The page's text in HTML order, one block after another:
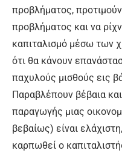
προβλήματος,
προβλήματος και να
καπιταλισμό μέσω των
ότι θα κάνουν
παχυλούς μισθούς εις
Παραβλέπουν βέβαια
παραγωγής μιας
βεβαίως) είναι
καρπωθεί ο